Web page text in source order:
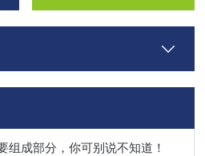
组成部分，你可别说不知道！